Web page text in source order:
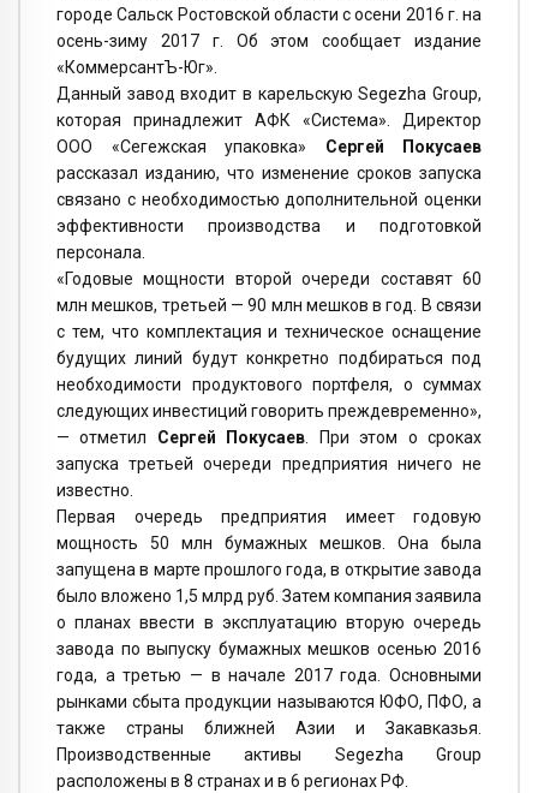
городе Сальск Ростовской области с осени 2016 г. на
осень-зиму 2017 г. Об этом сообщает издание
«КоммерсантЪ-Юг».
Данный завод входит в карельскую Segezha Group,
которая принадлежит АФК «Система». Директор
ООО «Сегежская упаковка» Сергей Покусаев
рассказал изданию, что изменение сроков запуска
связано с необходимостью дополнительной оценки
эффективности производства и подготовкой
персонала.
«Годовые мощности второй очереди составят 60
млн мешков, третьей — 90 млн мешков в год. В связи
с тем, что комплектация и техническое оснащение
будущих линий будут конкретно подбираться под
необходимости продуктового портфеля, о суммах
следующих инвестиций говорить преждевременно»,
— отметил Сергей Покусаев . При этом о сроках
запуска третьей очереди предприятия ничего не
известно.
Первая очередь предприятия имеет годовую
мощность 50 млн бумажных мешков. Она была
запущена в марте прошлого года, в открытие завода
было вложено 1,5 млрд руб. Затем компания заявила
о планах ввести в эксплуатацию вторую очередь
завода по выпуску бумажных мешков осенью 2016
года, а третью — в начале 2017 года. Основными
рынками сбыта продукции называются ЮФО, ПФО, а
также страны ближней Азии и Закавказья.
Производственные активы Segezha Group
расположены в 8 странах и в 6 регионах РФ.